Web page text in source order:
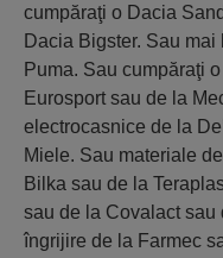
cumpăraţi o Dacia
Dacia Bigster. Sau
Puma. Sau cumpăraţi
Eurosport sau de la
electrocasnice de la
Miele. Sau materiale
Bilka sau de la
sau de la Covalact sau
îngrijire de la Farmec